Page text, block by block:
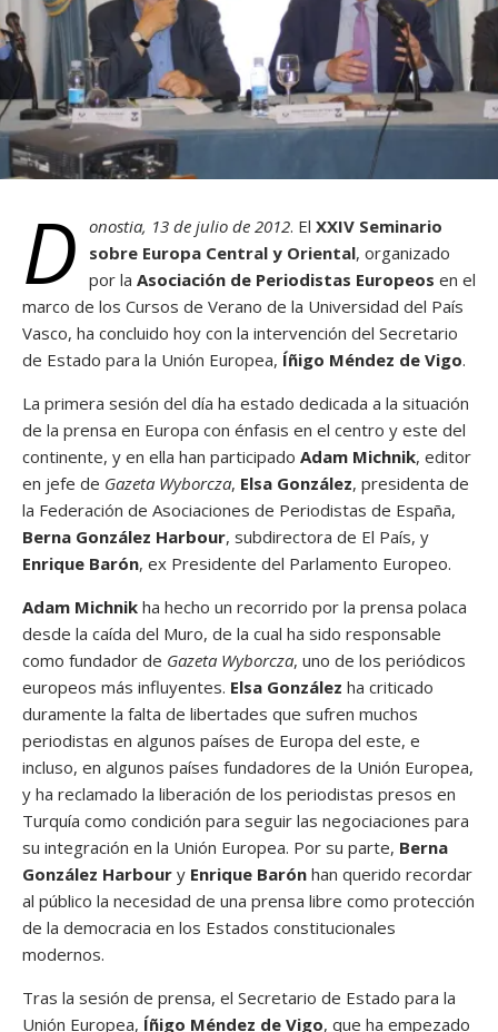
D onostia, 13 de julio de 2012. El XXIV Seminario
sobre Europa Central y Oriental, organizado
por la Asociación de Periodistas Europeos en el
marco de los Cursos de Verano de la Universidad del País
Vasco, ha concluido hoy con la intervención del Secretario
de Estado para la Unión Europea, Íñigo Méndez de Vigo.
La primera sesión del día ha estado dedicada a la situación
de la prensa en Europa con énfasis en el centro y este del
continente, y en ella han participado Adam Michnik, editor
en jefe de Gazeta Wyborcza, Elsa González, presidenta de
la Federación de Asociaciones de Periodistas de España,
Berna González Harbour, subdirectora de El País, y
Enrique Barón, ex Presidente del Parlamento Europeo.
Adam Michnik ha hecho un recorrido por la prensa polaca
desde la caída del Muro, de la cual ha sido responsable
como fundador de Gazeta Wyborcza, uno de los periódicos
europeos más influyentes. Elsa González ha criticado
duramente la falta de libertades que sufren muchos
periodistas en algunos países de Europa del este, e
incluso, en algunos países fundadores de la Unión Europea,
y ha reclamado la liberación de los periodistas presos en
Turquía como condición para seguir las negociaciones para
su integración en la Unión Europea. Por su parte, Berna
González Harbour y Enrique Barón han querido recordar
al público la necesidad de una prensa libre como protección
de la democracia en los Estados constitucionales
modernos.
Tras la sesión de prensa, el Secretario de Estado para la
Unión Europea, Íñigo Méndez de Vigo, que ha empezado